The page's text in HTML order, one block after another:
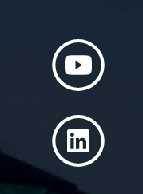
november